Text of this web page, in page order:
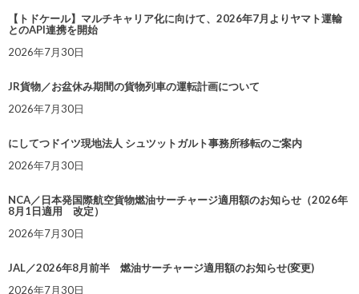
【トドケール】マルチキャリア化に向けて、2026年7月よりヤマト運輸
とのAPI連携を開始
2026年7月30日
JR貨物／お盆休み期間の貨物列車の運転計画について
2026年7月30日
にしてつドイツ現地法人 シュツットガルト事務所移転のご案内
2026年7月30日
NCA／日本発国際航空貨物燃油サーチャージ適用額のお知らせ（2026年
8月1日適用 改定）
2026年7月30日
JAL／2026年8月前半 燃油サーチャージ適用額のお知らせ(変更)
2026年7月30日